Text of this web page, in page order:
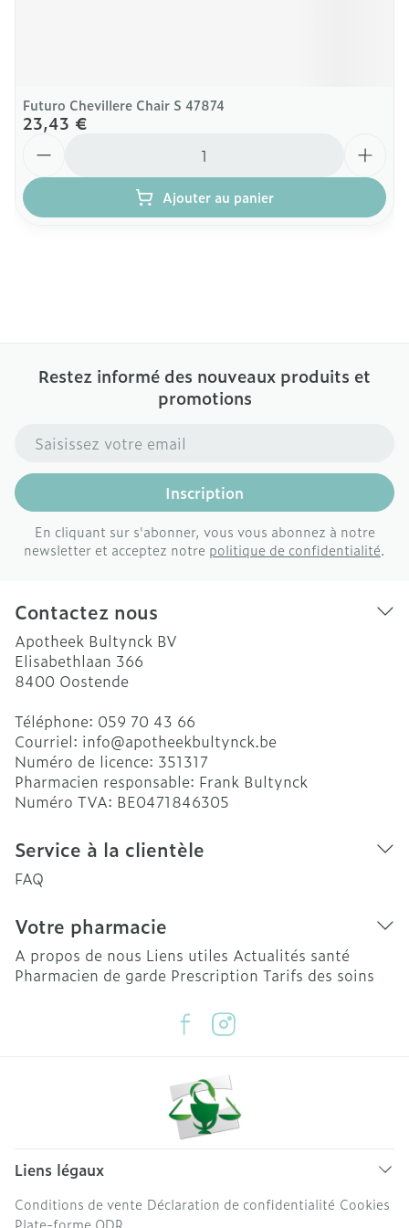
Futuro Chevillere Chair S 47874
23,43 €
Ajouter au panier
Restez informé des nouveaux produits et
promotions
Adresse mail
Inscription
En cliquant sur s'abonner, vous vous abonnez à notre
newsletter et acceptez notre politique de confidentialité.
Contactez nous
Apotheek Bultynck BV
Elisabethlaan 366
8400 Oostende
Téléphone: 059 70 43 66
Courriel: info@apotheekbultynck.be
Numéro de licence: 351317
Pharmacien responsable: Frank Bultynck
Numéro TVA: BE0471846305
Service à la clientèle
FAQ
Votre pharmacie
A propos de nous Liens utiles Actualités santé
Pharmacien de garde Prescription Tarifs des soins
Liens légaux
Conditions de vente Déclaration de confidentialité Cookies
Plate-forme ODR